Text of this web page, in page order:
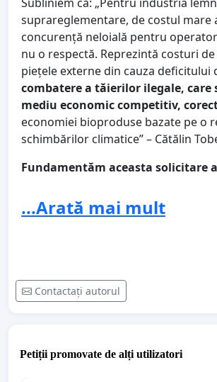
suprareglementare, de costul mare
concurență neloială pentru
nu o respectă. Reprezintă costuri
piețele externe din cauza deficitului
combatere a tăierilor ilegale,
mediu economic competitiv,
economiei bioproduse bazate pe o
schimbărilor climatice” – Cătălin
Fundamentăm aceasta solicitare
transport materiale lemnoase,
anul 2020.
Numărul de avize reprezintă
problemelor de funcționalitate
Operaționalizarea defectuoasă
...Arată mai mult
Contactați autorul
Petiții promovate de alți utilizatori